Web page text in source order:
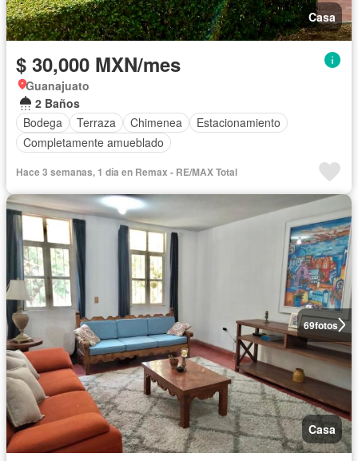
Casa
$ 30,000 MXN/mes
Guanajuato
2 Baños
Bodega
Terraza Chimenea
Estacionamiento
Completamente amueblado
Hace 3 semanas, 1 día en Remax - RE/MAX Total
69fotos
Casa